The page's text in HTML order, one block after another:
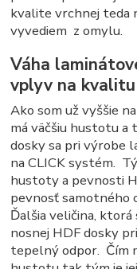
kvalite vrchnej teda
vyvediem z omylu.
Váha
vplyv na
Ako som už vyššie
má väčšiu hustotu a
dosky sa pri výrobe
na CLICK systém.
hustoty a pevnosti
pevnosť samotného
Ďalšia veličina,
nosnej HDF dosky
tepelný odpor. Čím